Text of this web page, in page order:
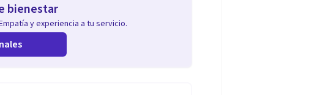
bienestar
y experiencia a tu servicio.